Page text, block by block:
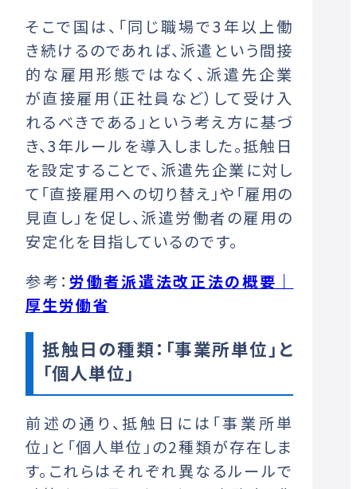
そこで国は、「同じ職場で3年以上働
き続けるのであれば、派遣という間接
的な雇用形態ではなく、派遣先企業
が直接雇用（正社員など）して受け入
れるべきである」という考え方に基づ
き、3年ルールを導入しました。抵触日
を設定することで、派遣先企業に対し
て「直接雇用への切り替え」や「雇用の
見直し」を促し、派遣労働者の雇用の
安定化を目指しているのです。
参考： 労働者派遣法改正法の概要｜
厚生労働省
抵触日の種類：「事業所単位」と
「個人単位」
前述の通り、抵触日には「事業所単
位」と「個人単位」の2種類が存在しま
す。これらはそれぞれ異なるルールで